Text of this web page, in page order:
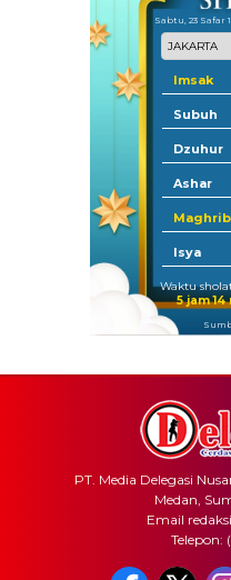
Sabtu, 23 Safar
Imsak
Subuh
Dzuhur
Ashar
Maghrib
Isya
Waktu
5 jam
PT. Media Delegasi
Medan,
Email
Telepon: